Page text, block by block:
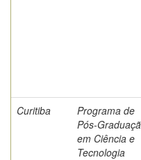
Curitiba
Programa de
Pós-
em Ciência e
Tecnologia